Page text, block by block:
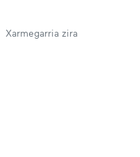
Xarmegarria zira